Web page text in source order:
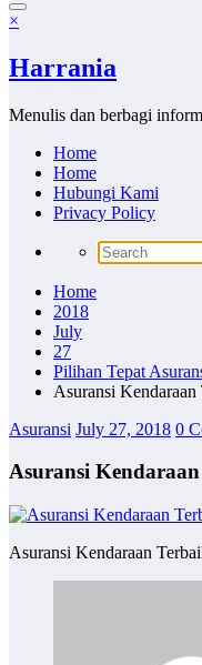
×
Harrania
Menulis dan berbagi
Home
Home
Hubungi Kami
Privacy Policy
Home
2018
July
27
Pilihan Tepat
Asuransi Kendaraan
Asuransi July 27, 2018 0
Asuransi
Asuransi Kendaraan